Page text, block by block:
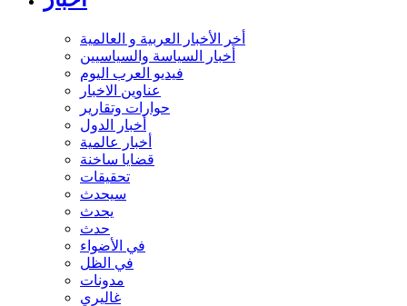
أخر الأخبار العربية و العالمية
أخبار السياسة والسياسيين
فيديو العرب اليوم
عناوين الاخبار
حوارات وتقارير
أخبار الدول
أخبار عالمية
قضايا ساخنة
تحقيقات
سيحدث
يحدث
حدث
في الأضواء
في الظل
مدونات
غاليري